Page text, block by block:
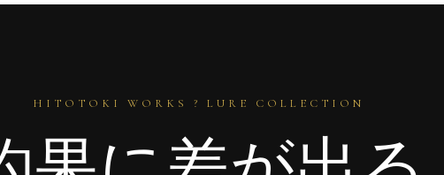
HITOTOKI WORKS ? LURE COLLECTION